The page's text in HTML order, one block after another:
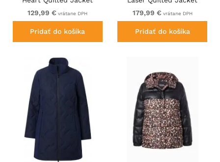
Light Sage
129,99 € vrátane DPH
Pridať do košíka
Black
179,99 € vrátane DPH
Pridať do košíka